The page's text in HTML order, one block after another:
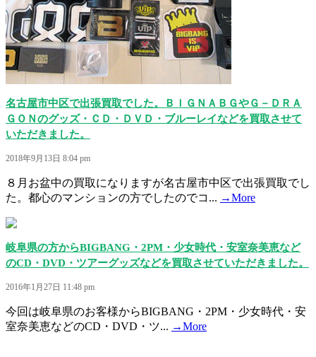
名古屋市中区で出張買取でした。ＢＩＧＮＡＢＧやＧ－ＤＲＡ
ＧＯＮのグッズ・ＣＤ・ＤＶＤ・ブルーレイなどを買取させて
いただきました。
2018年9月13日 8:04 pm
８月お盆中の買取になりますが名古屋市中区で出張買取でし
た。都心のマンションの方でしたのでコ... →More
岐阜県の方からBIGBANG・2PM・少女時代・安室奈美恵など
のCD・DVD・ツアーグッズなどを買取させていただきました。
2016年1月27日 11:48 pm
今回は岐阜県のお客様からBIGBANG・2PM・少女時代・安
室奈美恵などのCD・DVD・ツ... →More